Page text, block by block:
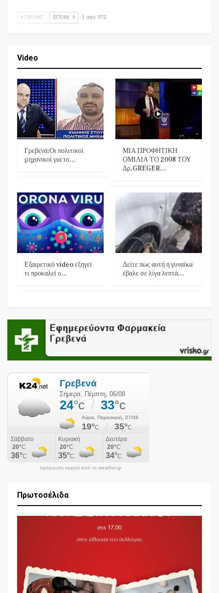
ΠΡΟΗΓ. ΕΠΌΜ. 1 από 972
Video
Γρεβενά:Οι πολιτικοί
μηχανικοί για το…
ΜΙΑ ΠΡΟΦΗΤΙΚΗ
ΟΜΙΛΙΑ ΤΟ 2008 ΤΟΥ
Δρ.GREGER…
Εξαιρετικό video εξηγεί
τι προκαλεί ο…
Δείτε πως αυτή η γυναίκα
έβαλε σε λίγα λεπτά…
πρόγνωση καιρού από το weather.gr
Πρωτοσέλιδα